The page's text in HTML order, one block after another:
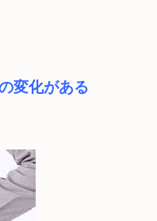
変化がある